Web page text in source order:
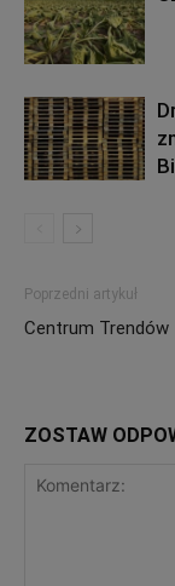
Poprzedni artykuł
Centrum Trendów
ZOSTAW